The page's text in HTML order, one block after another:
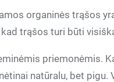
organinės trąšos
trąšos turi būti
priemonėmis.
natūralu, bet